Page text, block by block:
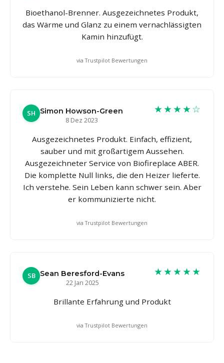
Bioethanol-Brenner. Ausgezeichnetes Produkt,
das Wärme und Glanz zu einem vernachlässigten
Kamin hinzufügt.
via Trustpilot Bewertungen
SH Simon Howson-Green
8 Dez 2023
★★★★☆
Ausgezeichnetes Produkt. Einfach, effizient,
sauber und mit großartigem Aussehen.
Ausgezeichneter Service von Biofireplace ABER.
Die komplette Null links, die den Heizer lieferte.
Ich verstehe. Sein Leben kann schwer sein. Aber
er kommunizierte nicht.
via Trustpilot Bewertungen
SB Sean Beresford-Evans
22 Jan 2025
★★★★★
Brillante Erfahrung und Produkt
via Trustpilot Bewertungen